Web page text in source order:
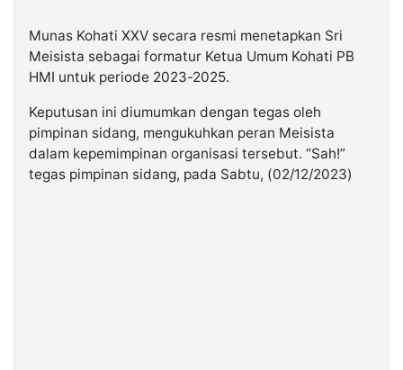
Munas Kohati XXV secara resmi menetapkan Sri
Meisista sebagai formatur Ketua Umum Kohati PB
HMI untuk periode 2023-2025.
Keputusan ini diumumkan dengan tegas oleh
pimpinan sidang, mengukuhkan peran Meisista
dalam kepemimpinan organisasi tersebut. “Sah!”
tegas pimpinan sidang, pada Sabtu, (02/12/2023)